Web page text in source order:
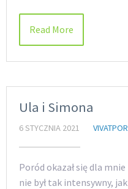
Read More
Ula i Simona
6 STYCZNIA 2021
Poród okazał się dla
nie był tak intensywny,